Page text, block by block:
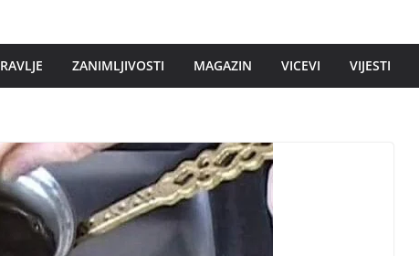
ZANIMLJIVOSTI MAGAZIN VICEVI VIJESTI